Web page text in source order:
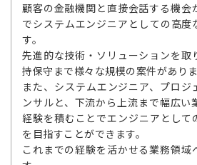
顧客の金融機関と直接会話する機会
でシステムエンジニアとしての高度
す。
先進的な技術・ソリューションを取
持保守まで様々な規模の案件がありま
また、システムエンジニア、プロジ
ンサルと、下流から上流まで幅広い
経験を積むことでエンジニアとして
を目指すことができます。
これまでの経験を活かせる業務領域